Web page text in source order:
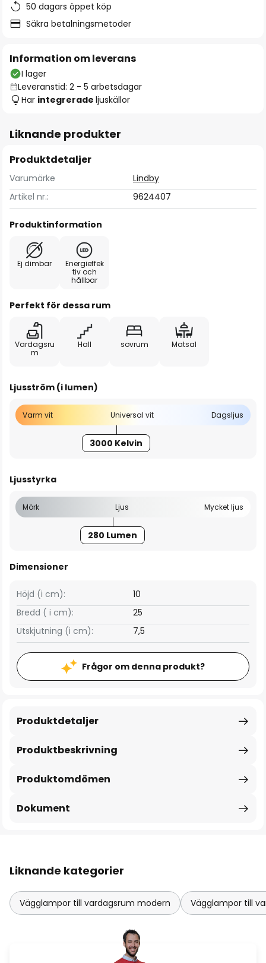
50 dagars öppet köp
Säkra betalningsmetoder
Information om leverans
I lager
Leveranstid: 2 - 5 arbetsdagar
Har integrerade ljuskällor
Liknande produkter
Produktdetaljer
Varumärke
Lindby
Artikel nr.:
9624407
Produktinformation
Ej dimbar
Energieffek
tiv och
hållbar
Perfekt för dessa rum
Vardagsru
m
Hall sovrum Matsal
Ljusström (i lumen)
Varm vit Universal vit Dagsljus
3000 Kelvin
Ljusstyrka
Mörk Ljus Mycket ljus
280 Lumen
Dimensioner
Bredd ( i cm): 25
Höjd (i cm): 10
Utskjutning (i cm): 7,5
Frågor om denna produkt?
Produktbeskrivning
Produktdetaljer
Produktomdömen
Dokument
Liknande kategorier
Vägglampor till vardagsrum modern Vägglampor till